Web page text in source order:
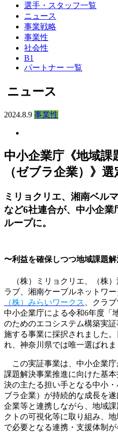
選手・スタッフ一覧
ニュース
事業戦略
事業性
社会性
B1
パートナー 一覧
ニュース
2024.8.9 事業性
中小企業庁《地域課
（ゼブラ企業）》
ミリョクリエ、湘南ベル
など6社連合が、中小企
ループに。
〜利益を確保しつつ地域課題
（株）ミリョクリエ、（株）
ラブ、湘南ケーブルネットワ
（株）みらいワークス
、クラ
中小企業庁による令和6年度「
のためのエコシステム構築実
施する事業に採択されました
れ、神奈川県では唯一選ばれま
この実証事業は、中小企業
課題解決事業推進に向けた基
決の主たる担い手となる中小
ブラ企業）が持続的な成長を
企業等と連携しながら、地域
クトの可視化等に取り組み、
で必要となる連携・支援体制